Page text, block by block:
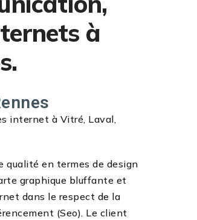
à
internet à Vitré, Laval,
qualité en termes de design
graphique bluffante et
dans le respect de la
(Seo). Le client